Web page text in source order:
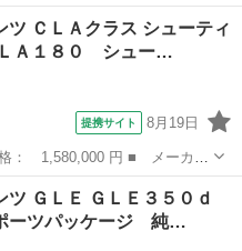
： ＳＬ ■ グレード
＆屋根下保管車・・ＯＰに
ツ ＣＬＡクラス シューティ
Ａ１８０ シュー…
提携サイト 8月19日
ＣＬＡクラス シューティン
８０ シューティングブレー
ス）
ツ ＧＬＥ ＧＬＥ３５０ｄ
ーツパッケージ 純…